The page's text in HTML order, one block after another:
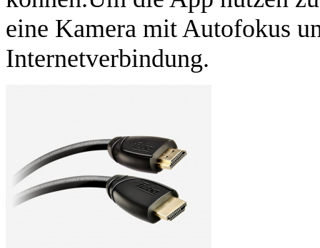
eine Kamera mit Autofokus
Internetverbindung.